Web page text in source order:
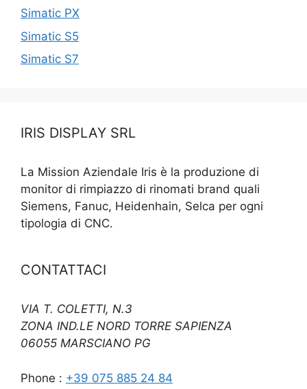
Simatic PX
Simatic S5
Simatic S7
IRIS DISPLAY SRL
La Mission Aziendale Iris è la produzione di
monitor di rimpiazzo di rinomati brand quali
Siemens, Fanuc, Heidenhain, Selca per ogni
tipologia di CNC.
CONTATTACI
VIA T. COLETTI, N.3
ZONA IND.LE NORD TORRE SAPIENZA
06055 MARSCIANO PG
Phone : +39 075 885 24 84